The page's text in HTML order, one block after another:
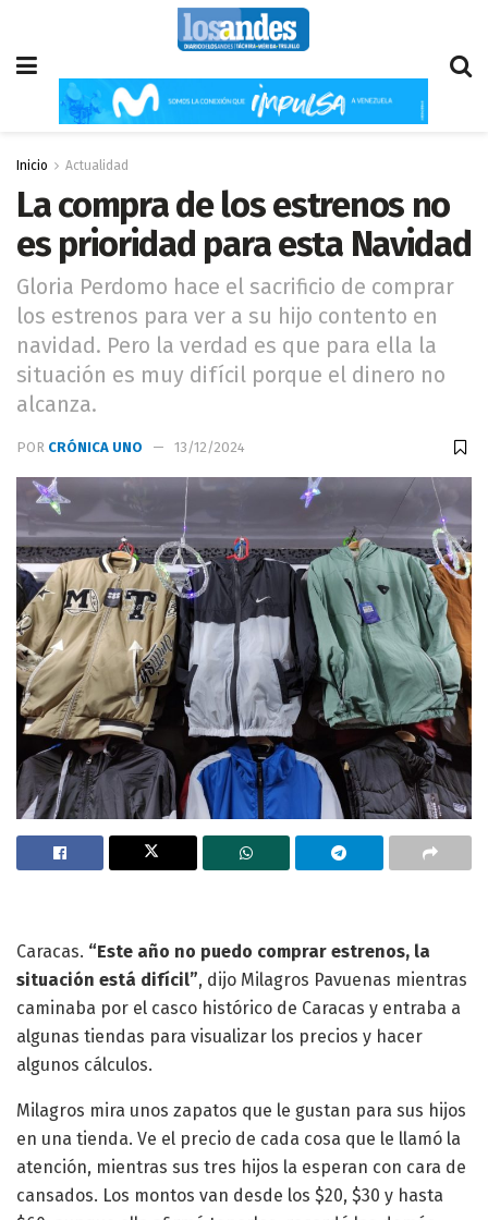
Inicio Actualidad
La compra de los estrenos no
es prioridad para esta Navidad
Gloria Perdomo hace el sacrificio de comprar
los estrenos para ver a su hijo contento en
navidad. Pero la verdad es que para ella la
situación es muy difícil porque el dinero no
alcanza.
POR CRÓNICA UNO 13/12/2024
Caracas. “Este año no puedo comprar estrenos, la
situación está difícil”, dijo Milagros Pavuenas mientras
caminaba por el casco histórico de Caracas y entraba a
algunas tiendas para visualizar los precios y hacer
algunos cálculos.
Milagros mira unos zapatos que le gustan para sus hijos
en una tienda. Ve el precio de cada cosa que le llamó la
atención, mientras sus tres hijos la esperan con cara de
cansados. Los montos van desde los $20, $30 y hasta